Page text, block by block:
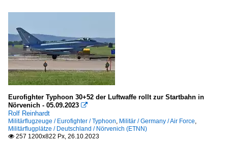
Eurofighter Typhoon 30+52 der Luftwaffe rollt zur Startbahn in
Nörvenich - 05.09.2023 
Rolf Reinhardt
Militärflugzeuge / Eurofighter / Typhoon, Militär / Germany / Air Force,
Militärflugplätze / Deutschland / Nörvenich (ETNN)
 257 1200x822 Px, 26.10.2023